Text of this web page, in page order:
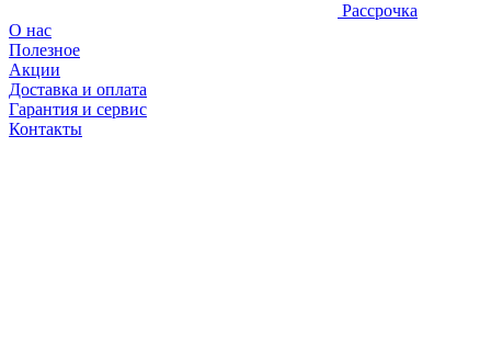
Рассрочка
О нас
Полезное
Акции
Доставка и оплата
Гарантия и сервис
Контакты